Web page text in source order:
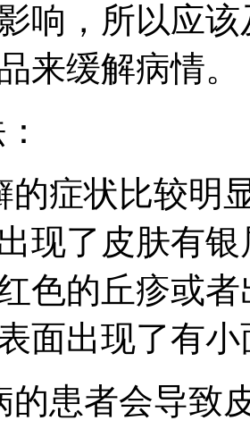
响，所以应
来缓解病情。
的症状比较明
现了皮肤有
色的丘疹或
面出现了有
的患者会导致